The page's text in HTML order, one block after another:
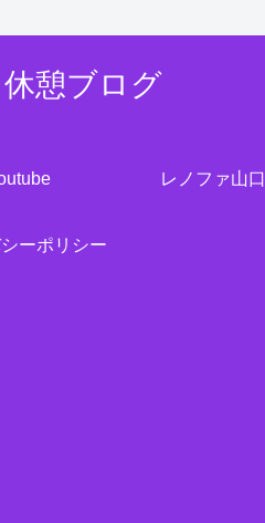
憩ブログ
レノファ山口
ーポリシー